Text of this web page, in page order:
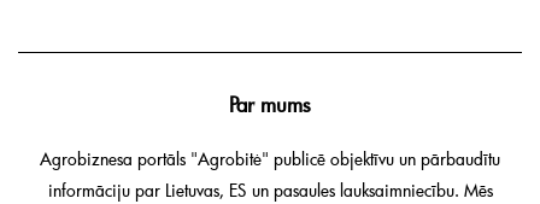
Par mums
Agrobiznesa portāls "Agrobitė" publicē objektīvu un pārbaudītu
informāciju par Lietuvas, ES un pasaules lauksaimniecību. Mēs